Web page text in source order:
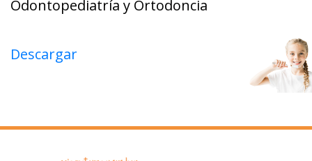
Odontopediatría y Ortodoncia
Descargar